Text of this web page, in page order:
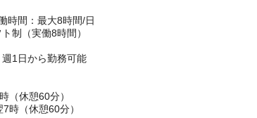
時間：最大8時間/日
制（実働8時間）
週1日から勤務可能
（休憩60分）
時（休憩60分）